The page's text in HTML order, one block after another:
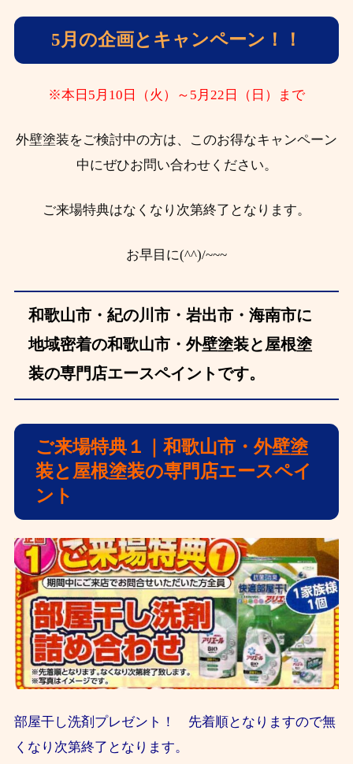
5月の企画とキャンペーン！！
※本日5月10日（火）～5月22日（日）まで
外壁塗装をご検討中の方は、このお得なキャンペーン
中にぜひお問い合わせください。
ご来場特典はなくなり次第終了となります。
お早目に(^^)/~~~
和歌山市・紀の川市・岩出市・海南市に
地域密着の和歌山市・外壁塗装と屋根塗
装の専門店エースペイントです。
ご来場特典１｜和歌山市・外壁塗
装と屋根塗装の専門店エースペイ
ント
部屋干し洗剤プレゼント！ 先着順となりますので無
くなり次第終了となります。